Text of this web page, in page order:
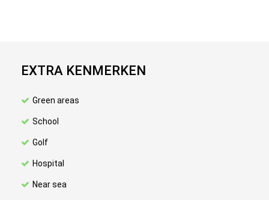
EXTRA KENMERKEN
Green areas
School
Golf
Hospital
Near sea